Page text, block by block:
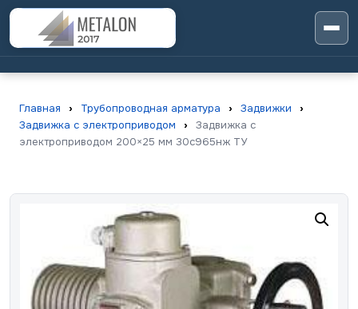
Главная › Трубопроводная арматура › Задвижки
›
Задвижка с электроприводом
›
Задвижка с
электроприводом 200×25 мм 30с965нж ТУ